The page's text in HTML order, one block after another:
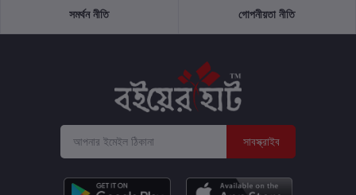
সমর্থন নীতি গোপনীয়তা নীতি
সাবস্ক্রাইব